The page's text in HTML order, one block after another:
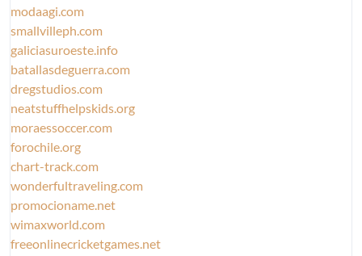
modaagi.com
smallvilleph.com
galiciasuroeste.info
batallasdeguerra.com
dregstudios.com
neatstuffhelpskids.org
moraessoccer.com
forochile.org
chart-track.com
wonderfultraveling.com
promocioname.net
wimaxworld.com
freeonlinecricketgames.net